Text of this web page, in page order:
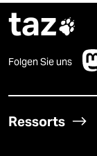
taz
Folgen Sie uns
Ressorts